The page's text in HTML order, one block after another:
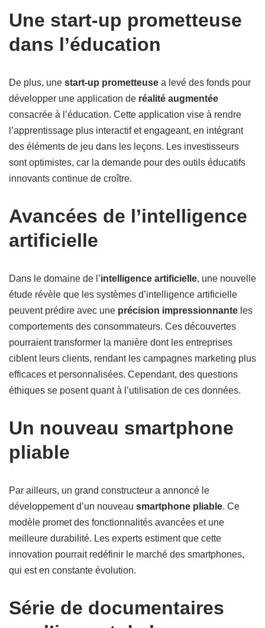
Une start-up prometteuse
dans l’éducation
De plus, une start-up prometteuse a levé des fonds pour
développer une application de réalité augmentée
consacrée à l’éducation. Cette application vise à rendre
l’apprentissage plus interactif et engageant, en intégrant
des éléments de jeu dans les leçons. Les investisseurs
sont optimistes, car la demande pour des outils éducatifs
innovants continue de croître.
Avancées de l’intelligence
artificielle
Dans le domaine de l’intelligence artificielle, une nouvelle
étude révèle que les systèmes d’intelligence artificielle
peuvent prédire avec une précision impressionnante les
comportements des consommateurs. Ces découvertes
pourraient transformer la manière dont les entreprises
ciblent leurs clients, rendant les campagnes marketing plus
efficaces et personnalisées. Cependant, des questions
éthiques se posent quant à l’utilisation de ces données.
Un nouveau smartphone
pliable
Par ailleurs, un grand constructeur a annoncé le
développement d’un nouveau smartphone pliable. Ce
modèle promet des fonctionnalités avancées et une
meilleure durabilité. Les experts estiment que cette
innovation pourrait redéfinir le marché des smartphones,
qui est en constante évolution.
Série de documentaires